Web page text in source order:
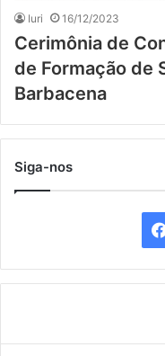
Iuri 16/12/2023
Cerimônia de
de Formação de
Barbacena
Siga-nos